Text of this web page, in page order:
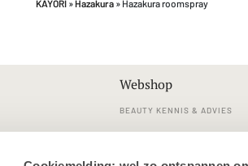
KAYORI »Hazakura » Hazakura roomspray
Webshop
BEAUTY KENNIS & ADVIES